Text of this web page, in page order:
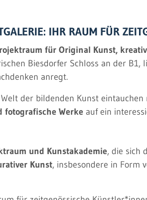
IHR RAUM FÜR
für Original Kunst,
Biesdorfer Schloss an der
anregt.
der bildenden Kunst
fotografische Werke auf ein
und Kunstakademie, die sich
Kunst, insbesondere in Form